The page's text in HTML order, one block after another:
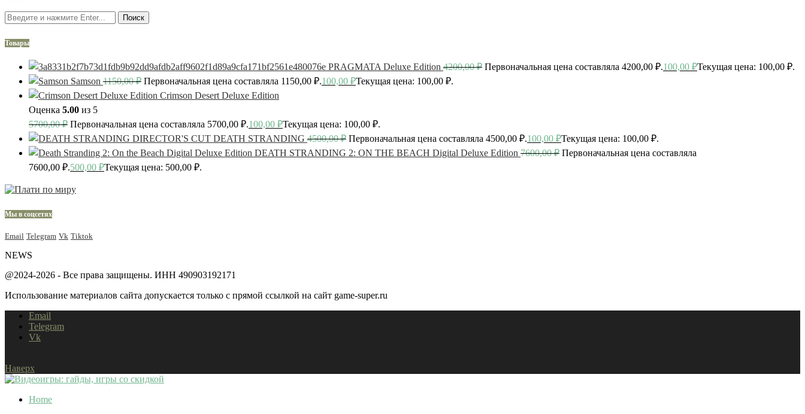
Поиск
Товары
PRAGMATA Deluxe Edition 4200,00₽ Первоначальная цена составляла 4200,00 ₽.100,00 ₽Текущая цена: 100,00 ₽.
Samson 1150,00₽ Первоначальная цена составляла 1150,00 ₽.100,00 ₽Текущая цена: 100,00 ₽.
Crimson Desert Deluxe Edition
Оценка 5.00 из 5
5700,00₽ Первоначальная цена составляла 5700,00 ₽.100,00 ₽Текущая цена: 100,00 ₽.
DEATH STRANDING 4500,00₽ Первоначальная цена составляла 4500,00 ₽.100,00 ₽Текущая цена: 100,00 ₽.
DEATH STRANDING 2: ON THE BEACH Digital Deluxe Edition 7600,00₽ Первоначальная цена составляла
7600,00 ₽.500,00 ₽Текущая цена: 500,00 ₽.
Мы в соцсетях
Email Telegram Vk Tiktok
NEWS
@2024-2026 - Все права защищены. ИНН 490903192171
Использование материалов сайта допускается только с прямой ссылкой на сайт game-super.ru
Email
Telegram
Vk
Наверх
Home